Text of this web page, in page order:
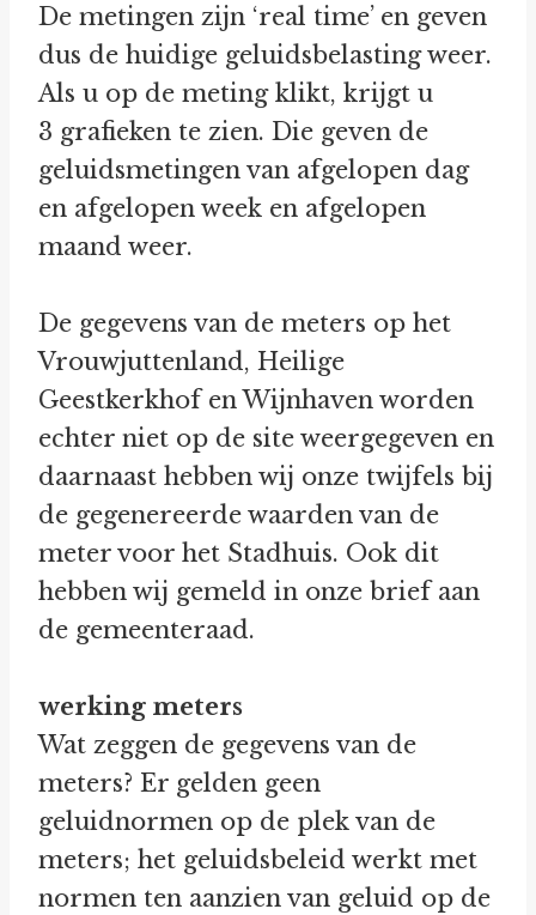
De metingen zijn ‘real time’ en geven
dus de huidige geluidsbelasting weer.
Als u op de meting klikt, krijgt u
3 grafieken te zien. Die geven de
geluidsmetingen van afgelopen dag
en afgelopen week en afgelopen
maand weer.
De gegevens van de meters op het
Vrouwjuttenland, Heilige
Geestkerkhof en Wijnhaven worden
echter niet op de site weergegeven en
daarnaast hebben wij onze twijfels bij
de gegenereerde waarden van de
meter voor het Stadhuis. Ook dit
hebben wij gemeld in onze brief aan
de gemeenteraad.
werking meters
Wat zeggen de gegevens van de
meters? Er gelden geen
geluidnormen op de plek van de
meters; het geluidsbeleid werkt met
normen ten aanzien van geluid op de